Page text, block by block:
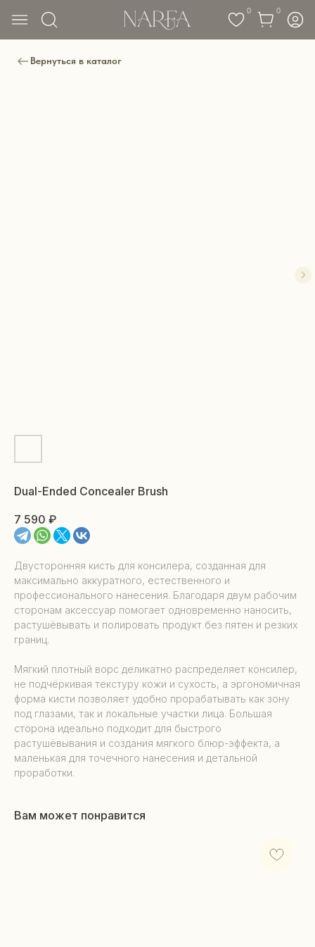
Вернуться в каталог
Dual-Ended Concealer Brush
7 590 ₽
Двусторонняя кисть для консилера, созданная для
максимально аккуратного, естественного и
профессионального нанесения. Благодаря двум рабочим
сторонам аксессуар помогает одновременно наносить,
растушёвывать и полировать продукт без пятен и резких
границ.
Мягкий плотный ворс деликатно распределяет консилер,
не подчёркивая текстуру кожи и сухость, а эргономичная
форма кисти позволяет удобно прорабатывать как зону
под глазами, так и локальные участки лица. Большая
сторона идеально подходит для быстрого
растушёвывания и создания мягкого блюр-эффекта, а
маленькая для точечного нанесения и детальной
проработки.
Вам может понравится